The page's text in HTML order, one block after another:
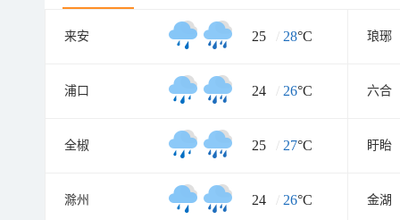
来安 25 / 28°C 琅琊
浦口 24 / 26°C 六合
全椒 25 / 27°C 盱眙
滁州 24 / 26°C 金湖